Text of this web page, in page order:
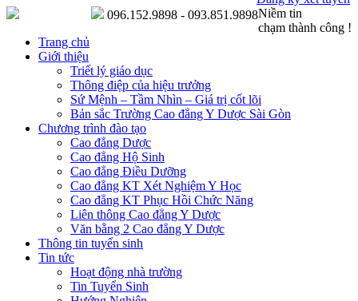
Niềm tin
chạm thành công !
096.152.9898 - 093.851.9898
Trang chủ
Giới thiệu
Triết lý giáo dục
Thông điệp của hiệu trưởng
Sứ Mệnh – Tầm Nhìn – Giá trị cốt lõi
Bản sắc Trường Cao đẳng Y Dược Sài Gòn
Chương trình đào tạo
Cao đẳng Dược
Cao đẳng Hộ Sinh
Cao đẳng Điều Dưỡng
Cao đẳng KT Xét Nghiệm Y Học
Cao đẳng KT Phục Hồi Chức Năng
Liên thông Cao đẳng Y Dược
Văn bằng 2 Cao đẳng Y Dược
Thông tin tuyển sinh
Tin tức
Hoạt động nhà trường
Tin Tuyển Sinh